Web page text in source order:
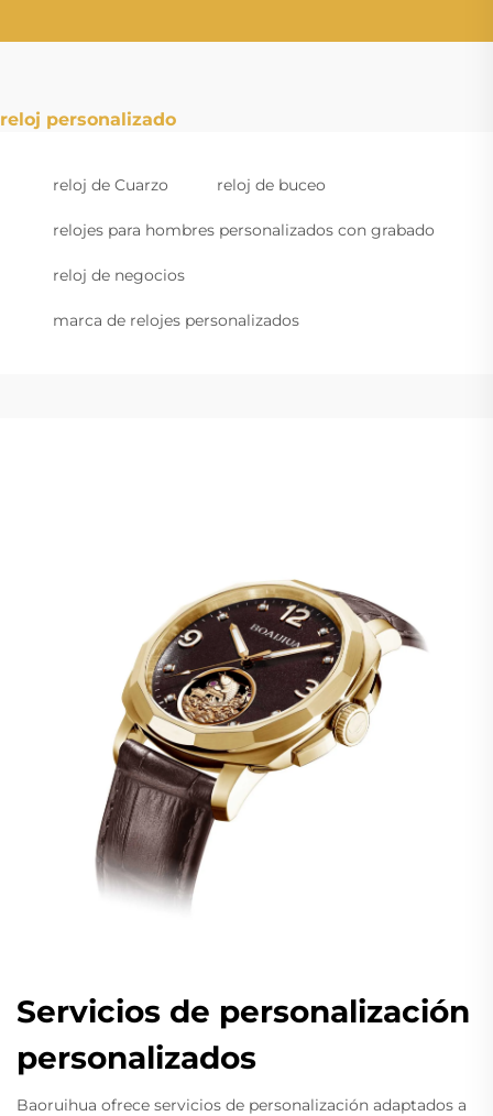
reloj personalizado
reloj de Cuarzo reloj de buceo
relojes para hombres personalizados con grabado
reloj de negocios
marca de relojes personalizados
Servicios de personalización
personalizados
Baoruihua ofrece servicios de personalización adaptados a